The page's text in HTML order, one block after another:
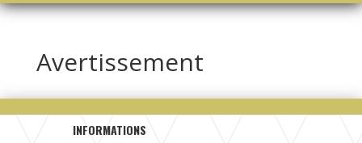
Avertissement
INFORMATIONS